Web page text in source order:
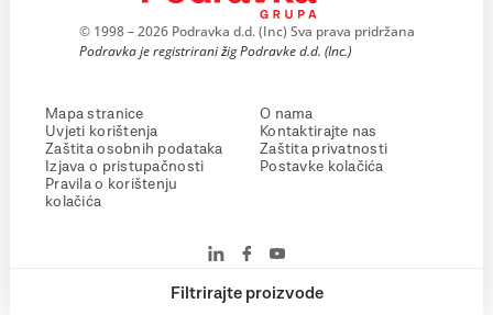
Filtrirajte proizvode
© 1998 – 2026 Podravka d.d. (Inc) Sva prava pridržana
Podravka je registrirani žig Podravke d.d. (Inc.)
Mapa stranice
Uvjeti korištenja
Zaštita osobnih podataka
Izjava o pristupačnosti
Pravila o korištenju
kolačića
O nama
Kontaktirajte nas
Zaštita privatnosti
Postavke kolačića